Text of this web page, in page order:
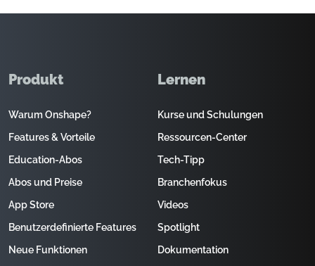
Produkt
Warum Onshape?
Features & Vorteile
Education-Abos
Abos und Preise
App Store
Benutzerdefinierte Features
Neue Funktionen
Lernen
Kurse und Schulungen
Ressourcen-Center
Tech-Tipp
Branchenfokus
Videos
Spotlight
Dokumentation